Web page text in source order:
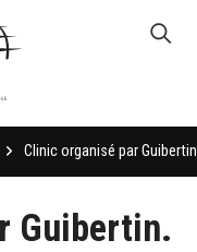
Clinic organisé par
Guibertin.